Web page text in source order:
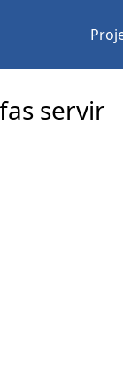
servir